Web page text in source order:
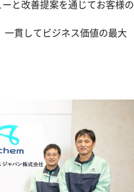
と改善提案を通じてお客様の
貫してビジネス価値の最大